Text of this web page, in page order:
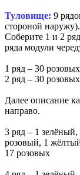
Туловище: 9
стороной наружу).
Соберите 1 и 2
ряда модули
1 ряд – 30 розовых
2 ряд – 30 розовых
Далее описание
направо.
3 ряд – 1
розовый, 1
17 розовых